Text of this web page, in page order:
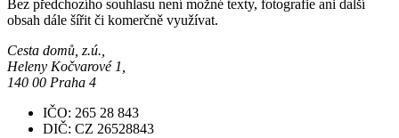
Bez předchozího souhlasu není možné texty, fotografie ani další
obsah dále šířit či komerčně využívat.
Cesta domů, z.ú.,
Heleny Kočvarové 1,
140 00 Praha 4
IČO: 265 28 843
DIČ: CZ 26528843